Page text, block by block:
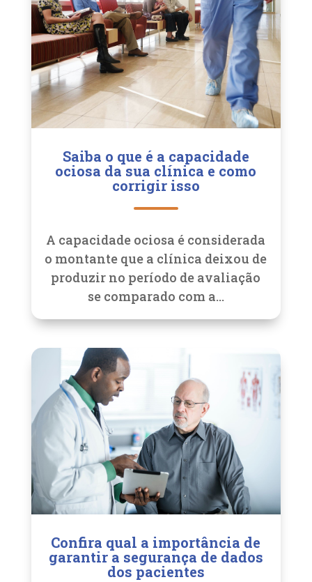
Saiba o que é a capacidade
ociosa da sua clínica e como
corrigir isso
A capacidade ociosa é considerada
o montante que a clínica deixou de
produzir no período de avaliação
se comparado com a...
Confira qual a importância de
garantir a segurança de dados
dos pacientes